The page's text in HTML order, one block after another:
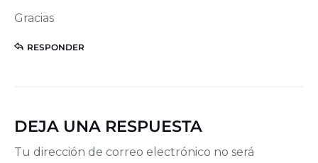
Gracias
RESPONDER
DEJA UNA RESPUESTA
Tu dirección de correo electrónico no será